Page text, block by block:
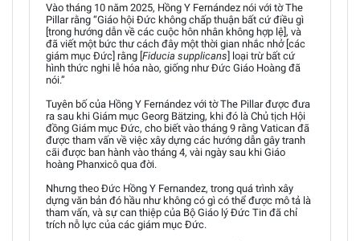
Vào tháng 10 năm 2025, Hồng Y Fernández nói với tờ The
Pillar rằng “Giáo hội Đức không chấp thuận bất cứ điều gì
[trong hướng dẫn về các cuộc hôn nhân không hợp lệ], và
đã viết một bức thư cách đây một thời gian nhắc nhở [các
giám mục Đức] rằng [Fiducia supplicans] loại trừ bất cứ
hình thức nghi lễ hóa nào, giống như Đức Giáo Hoàng đã
nói.”
Tuyên bố của Hồng Y Fernández với tờ The Pillar được đưa
ra sau khi Giám mục Georg Bätzing, khi đó là Chủ tịch Hội
đồng Giám mục Đức, cho biết vào tháng 9 rằng Vatican đã
được tham vấn về việc xây dựng các hướng dẫn gây tranh
cãi được ban hành vào tháng 4, vài ngày sau khi Giáo
hoàng Phanxicô qua đời.
Nhưng theo Đức Hồng Y Fernandez, trong quá trình xây
dựng văn bản đó hầu như không có gì có thể được mô tả là
tham vấn, và sự can thiệp của Bộ Giáo lý Đức Tin đã chỉ
trích nỗ lực của các giám mục Đức.